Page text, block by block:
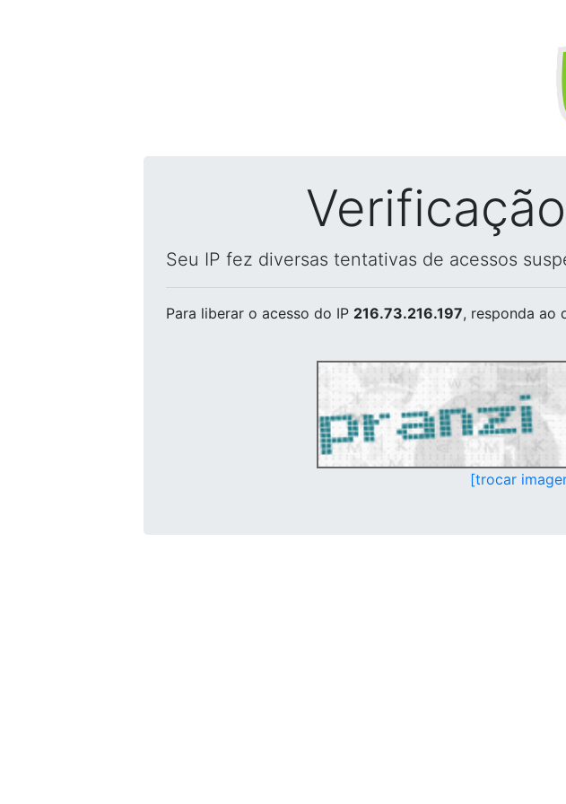
Seu IP fez diversas tentativas de acessos
Para liberar o acesso do IP 216.73.216.197, responda ao
[trocar